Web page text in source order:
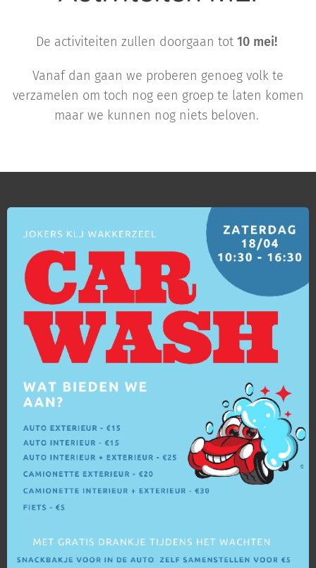
De activiteiten zullen doorgaan tot 10 mei!
Vanaf dan gaan we proberen genoeg volk te
verzamelen om toch nog een groep te laten komen
maar we kunnen nog niets beloven.